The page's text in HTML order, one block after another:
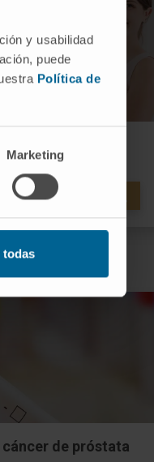
y usabilidad
puede
Política de
Marketing
todas
DE CÁNCER DE MAMA
de próstata